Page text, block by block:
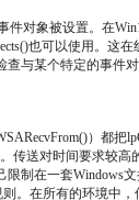
件对象被设置。在
也可以使用。
查与某个特定的事
）都
送对时间要求较
制在一套Windows
。在所有的环境